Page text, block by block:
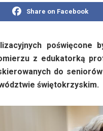
Share on Facebook
poświęcone
z edukatorką
do
świętokrzyskim.